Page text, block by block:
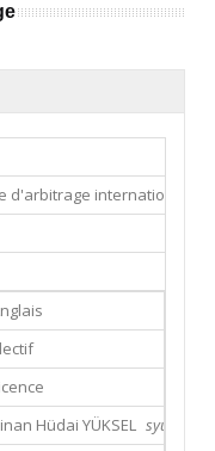
d'arbitrage international
Hüdai YÜKSEL